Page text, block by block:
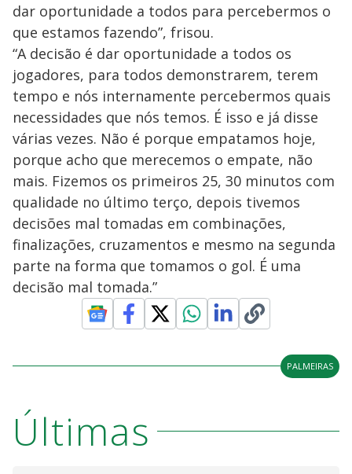
dar oportunidade a todos para percebermos o
que estamos fazendo”, frisou.
“A decisão é dar oportunidade a todos os
jogadores, para todos demonstrarem, terem
tempo e nós internamente percebermos quais
necessidades que nós temos. É isso e já disse
várias vezes. Não é porque empatamos hoje,
porque acho que merecemos o empate, não
mais. Fizemos os primeiros 25, 30 minutos com
qualidade no último terço, depois tivemos
decisões mal tomadas em combinações,
finalizações, cruzamentos e mesmo na segunda
parte na forma que tomamos o gol. É uma
decisão mal tomada.”
PALMEIRAS
Últimas